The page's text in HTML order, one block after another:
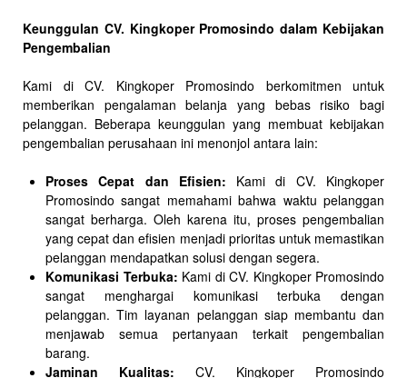
Keunggulan CV. Kingkoper Promosindo dalam Kebijakan
Pengembalian
Kami di CV. Kingkoper Promosindo berkomitmen untuk
memberikan pengalaman belanja yang bebas risiko bagi
pelanggan. Beberapa keunggulan yang membuat kebijakan
pengembalian perusahaan ini menonjol antara lain:
Proses Cepat dan Efisien: Kami di CV. Kingkoper
Promosindo sangat memahami bahwa waktu pelanggan
sangat berharga. Oleh karena itu, proses pengembalian
yang cepat dan efisien menjadi prioritas untuk memastikan
pelanggan mendapatkan solusi dengan segera.
Komunikasi Terbuka: Kami di CV. Kingkoper Promosindo
sangat menghargai komunikasi terbuka dengan
pelanggan. Tim layanan pelanggan siap membantu dan
menjawab semua pertanyaan terkait pengembalian
barang.
Jaminan Kualitas: CV. Kingkoper Promosindo